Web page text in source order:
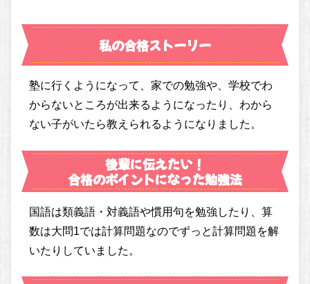
私の合格ストーリー
塾に行くようになって、家での勉強や、学校でわ
からないところが出来るようになったり、わから
ない子がいたら教えられるようになりました。
後輩に伝えたい！
合格のポイントになった勉強法
国語は類義語・対義語や慣用句を勉強したり、算
数は大問1では計算問題なのでずっと計算問題を解
いたりしていました。